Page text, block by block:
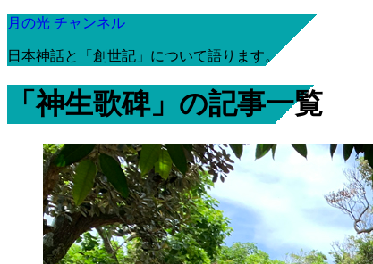
月の光 チャンネル
日本神話と「創世記」について語ります。
「神生歌碑」の記事一覧